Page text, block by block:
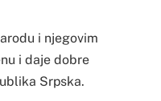
i njegovim
i daje dobre
Srpska.